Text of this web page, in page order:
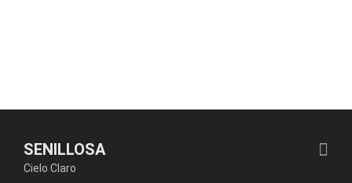
SENILLOSA
Cielo Claro